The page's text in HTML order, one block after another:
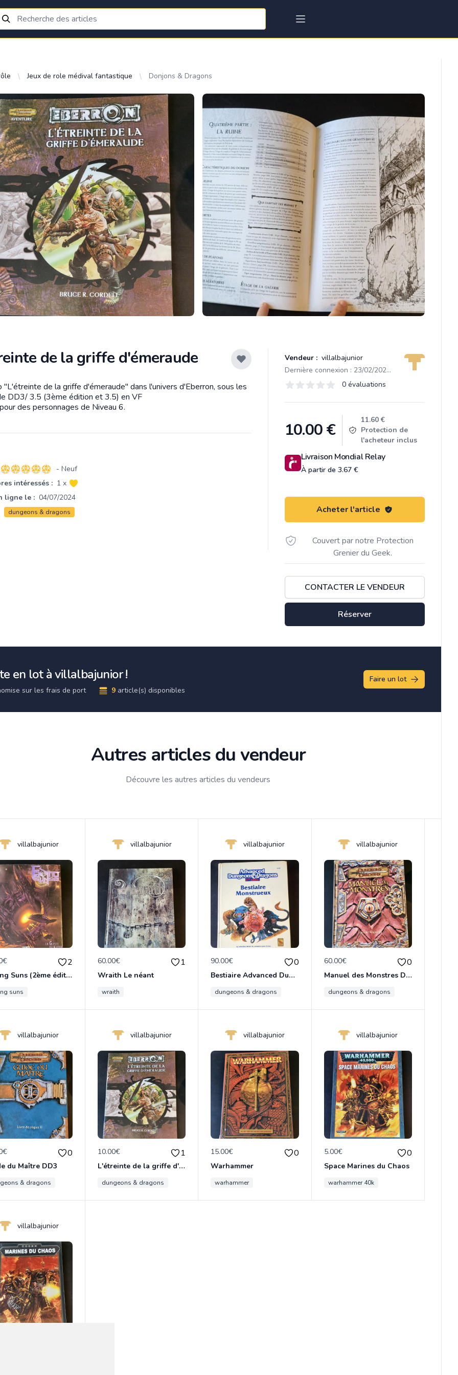
Jeux de role médival fantastique Donjons & Dragons
de la griffe d'émeraude Vendeur : villalbajunior
Dernière connexion : 23/02/2026 10:24
Évaluations
0 sur 5 étoiles 0 évaluations
10.00€
11.60 €
Protection de
l'acheteur inclus
Livraison Mondial Relay
À partir de 3.67 €
Acheter l'article
Couvert par notre Protection
Grenier du Geek.
CONTACTER LE VENDEUR
Réserver
"L'étreinte de la griffe d'émeraude" dans l'univers d'Eberron, sous les
DD3/ 3.5 (3ème édition et 3.5) en VF
des personnages de Niveau 6.
5 sur 5 étoiles
- Neuf
intéressés : 1 x
ligne le : 04/07/2024
dungeons & dragons
en lot à villalbajunior !
sur les frais de port 9 article(s) disponibles
Faire un lot
Autres articles du vendeur
Découvre les autres articles du vendeurs
villalbajunior
2
Fading Suns (2ème édition) 3 Livres VF
suns
villalbajunior
60.00€ 1
Wraith Le néant
wraith
villalbajunior
90.00€ 0
Bestiaire Advanced Dungeons&Dragons (2nd édition)
dungeons & dragons
villalbajunior
60.00€ 0
Manuel des Monstres DD3
dungeons & dragons
villalbajunior
0
du Maître DD3
& dragons
villalbajunior
10.00€ 1
L'étreinte de la griffe d'émeraude
dungeons & dragons
villalbajunior
15.00€ 0
Warhammer
warhammer
villalbajunior
5.00€ 0
Space Marines du Chaos
warhammer 40k
villalbajunior